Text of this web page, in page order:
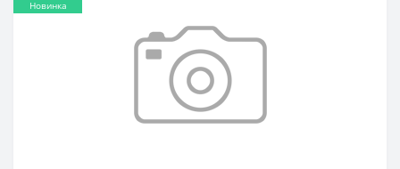
Новинка